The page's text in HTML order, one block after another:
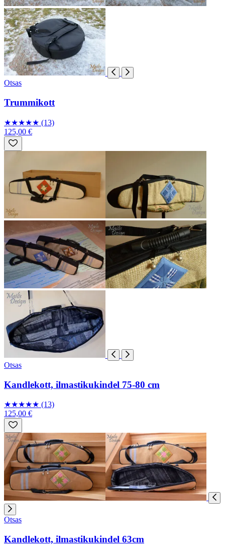
Otsas
Trummikott
★★★★★ (13)
125,00 €
Otsas
Kandlekott, ilmastikukindel 75-80 cm
★★★★★ (13)
125,00 €
Otsas
Kandlekott, ilmastikukindel 63cm